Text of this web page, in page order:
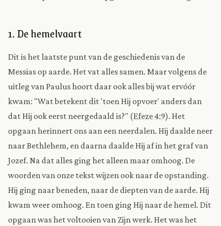
1. De hemelvaart
Dit is het laatste punt van de geschiedenis van de
Messias op aarde. Het vat alles samen. Maar volgens de
uitleg van Paulus hoort daar ook alles bij wat ervóór
kwam: "Wat betekent dit 'toen Hij opvoer' anders dan
dat Hij ook eerst neergedaald is?" (Efeze 4:9). Het
opgaan herinnert ons aan een neerdalen. Hij daalde neer
naar Bethlehem, en daarna daalde Hij af in het graf van
Jozef. Na dat alles ging het alleen maar omhoog. De
woorden van onze tekst wijzen ook naar de opstanding.
Hij ging naar beneden, naar de diepten van de aarde. Hij
kwam weer omhoog. En toen ging Hij naar de hemel. Dit
opgaan was het voltooien van Zijn werk. Het was het